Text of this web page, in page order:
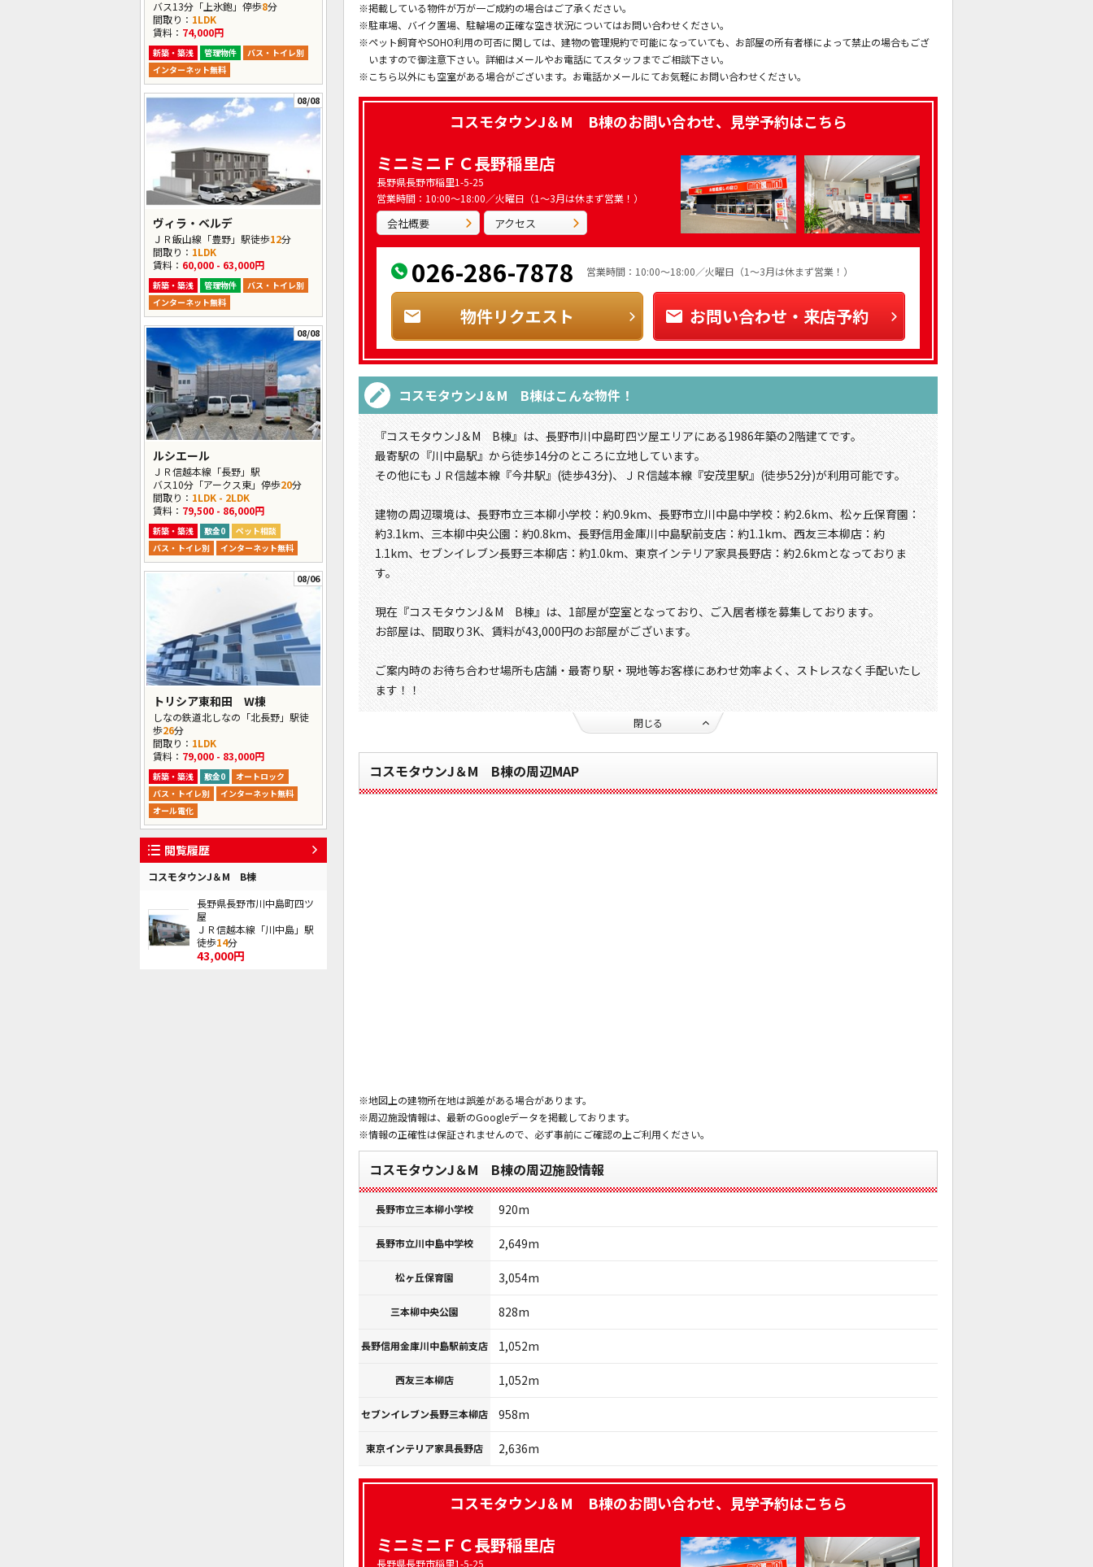
バス13分「上氷鉋」停歩8分
間取り： 1LDK
賃料： 74,000円
新築・築浅 管理物件
バス・トイレ別
インターネット無料
08/08
ヴィラ・ベルデ
ＪＲ飯山線「豊野」駅徒歩12分
間取り： 1LDK
賃料： 60,000 - 63,000円
新築・築浅 管理物件
バス・トイレ別
インターネット無料
08/08
ルシエール
ＪＲ信越本線「長野」駅
バス10分「アークス東」停歩20分
間取り： 1LDK - 2LDK
賃料： 79,500 - 86,000円
新築・築浅 敷金0
ペット相談
バス・トイレ別
インターネット無料
08/06
トリシア東和田 W棟
しなの鉄道北しなの「北長野」駅徒
歩26分
間取り： 1LDK
賃料： 79,000 - 83,000円
新築・築浅 敷金0
オートロック
バス・トイレ別
インターネット無料
オール電化
閲覧履歴
コスモタウンJ＆M B棟
長野県長野市川中島町四ツ
屋
ＪＲ信越本線「川中島」駅
徒歩14分
43,000円
※掲載している物件が万が一ご成約の場合はご了承ください。
※駐車場、バイク置場、駐輪場の正確な空き状況についてはお問い合わせください。
※ペット飼育やSOHO利用の可否に関しては、建物の管理規約で可能になっていても、お部屋の所有者様によって禁止の場合もござ
いますので御注意下さい。詳細はメールやお電話にてスタッフまでご相談下さい。
※こちら以外にも空室がある場合がございます。お電話かメールにてお気軽にお問い合わせください。
コスモタウンJ＆M B棟のお問い合わせ、見学予約はこちら
ミニミニＦＣ長野稲里店
長野県長野市稲里1-5-25
営業時間：10:00～18:00／火曜日（1～3月は休まず営業！）
会社概要 アクセス
026-286-7878 営業時間：10:00～18:00／火曜日（1～3月は休まず営業！）
物件リクエスト お問い合わせ・来店予約
コスモタウンJ＆M B棟はこんな物件！
『コスモタウンJ＆M B棟』は、長野市川中島町四ツ屋エリアにある1986年築の2階建てです。
最寄駅の『川中島駅』から徒歩14分のところに立地しています。
その他にもＪＲ信越本線『今井駅』(徒歩43分)、ＪＲ信越本線『安茂里駅』(徒歩52分)が利用可能です。
建物の周辺環境は、長野市立三本柳小学校：約0.9km、長野市立川中島中学校：約2.6km、松ヶ丘保育園：
約3.1km、三本柳中央公園：約0.8km、長野信用金庫川中島駅前支店：約1.1km、西友三本柳店：約
1.1km、セブンイレブン長野三本柳店：約1.0km、東京インテリア家具長野店：約2.6kmとなっておりま
す。
現在『コスモタウンJ＆M B棟』は、1部屋が空室となっており、ご入居者様を募集しております。
お部屋は、間取り3K、賃料が43,000円のお部屋がございます。
ご案内時のお待ち合わせ場所も店舗・最寄り駅・現地等お客様にあわせ効率よく、ストレスなく手配いたし
ます！！
閉じる
コスモタウンJ＆M B棟の周辺MAP
※地図上の建物所在地は誤差がある場合があります。
※周辺施設情報は、最新のGoogleデータを掲載しております。
※情報の正確性は保証されませんので、必ず事前にご確認の上ご利用ください。
コスモタウンJ＆M B棟の周辺施設情報
長野市立三本柳小学校 920m
長野市立川中島中学校 2,649m
松ヶ丘保育園 3,054m
三本柳中央公園 828m
長野信用金庫川中島駅前支店 1,052m
西友三本柳店 1,052m
セブンイレブン長野三本柳店 958m
東京インテリア家具長野店 2,636m
コスモタウンJ＆M B棟のお問い合わせ、見学予約はこちら
ミニミニＦＣ長野稲里店
長野県長野市稲里1-5-25